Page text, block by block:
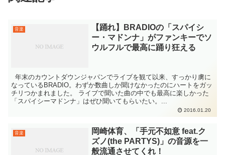
音楽
【踊れ】BRADIOの「スパイシ
ー・マドンナ」がファンキーでソ
ウルフルで最高に踊り狂える
年末のカウントダウンジャパンでライブを観て以来、すっかり虜に
なっているBRADIO。わずか数曲しか聞けなかったのにハートをガッ
チリつかまれました。 ライブで聞いた曲の中でも最高に楽しかった
「スパイシーマドンナ」はぜひ聞いてもらいたい。...
2016.01.20
音楽
岡崎体育、「手元不如意 feat.ク
ズノ(the PARTYS)」の音源を一
般流通させてくれ！